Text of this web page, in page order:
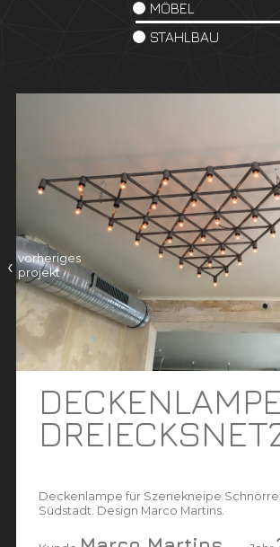
MÖBEL
STAHLBAU
DECKENLAMPE
Deckenlampe für Szenekneipe
Südstadt. Design Marco Martins.
‹ vorheriges
projekt